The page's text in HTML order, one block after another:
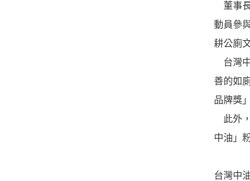
董事長
動員參
耕公廁
台灣中
善的如
品牌獎
此外，
中油」
台灣中